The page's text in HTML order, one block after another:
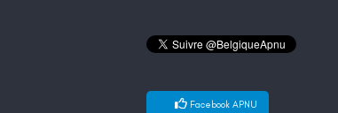
Facebook APNU